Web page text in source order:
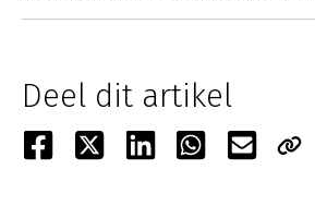
Deel dit artikel